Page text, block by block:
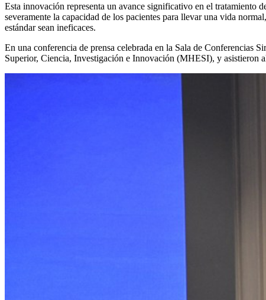
Esta innovación representa un avance significativo en el tratamiento
severamente la capacidad de los pacientes para llevar una vida
estándar sean ineficaces.
En una conferencia de prensa celebrada en la Sala de
Superior, Ciencia, Investigación e Innovación (MHESI), y asistieron